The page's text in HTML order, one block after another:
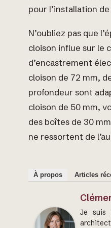
pour l’installation
N’oubliez pas que
cloison influe sur le
d’encastrement
cloison de 72 mm,
profondeur sont
cloison de 50 mm,
des boîtes de 30
ne ressortent de
À propos Articles
Je suis